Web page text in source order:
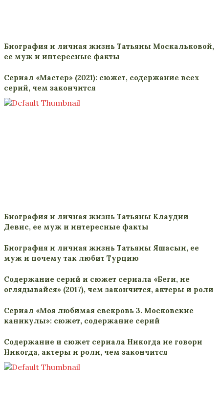
Биография и личная жизнь Татьяны Москальковой,
ее муж и интересные факты
Сериал «Мастер» (2021): сюжет, содержание всех
серий, чем закончится
Биография и личная жизнь Татьяны Клаудии
Девис, ее муж и интересные факты
Биография и личная жизнь Татьяны Яшасын, ее
муж и почему так любит Турцию
Содержание серий и сюжет сериала «Беги, не
оглядывайся» (2017), чем закончится, актеры и роли
Сериал «Моя любимая свекровь 3. Московские
каникулы»: сюжет, содержание серий
Содержание и сюжет сериала Никогда не говори
Никогда, актеры и роли, чем закончится